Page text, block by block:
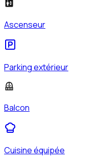
Ascenseur
Parking extérieur
Balcon
Cuisine équipée